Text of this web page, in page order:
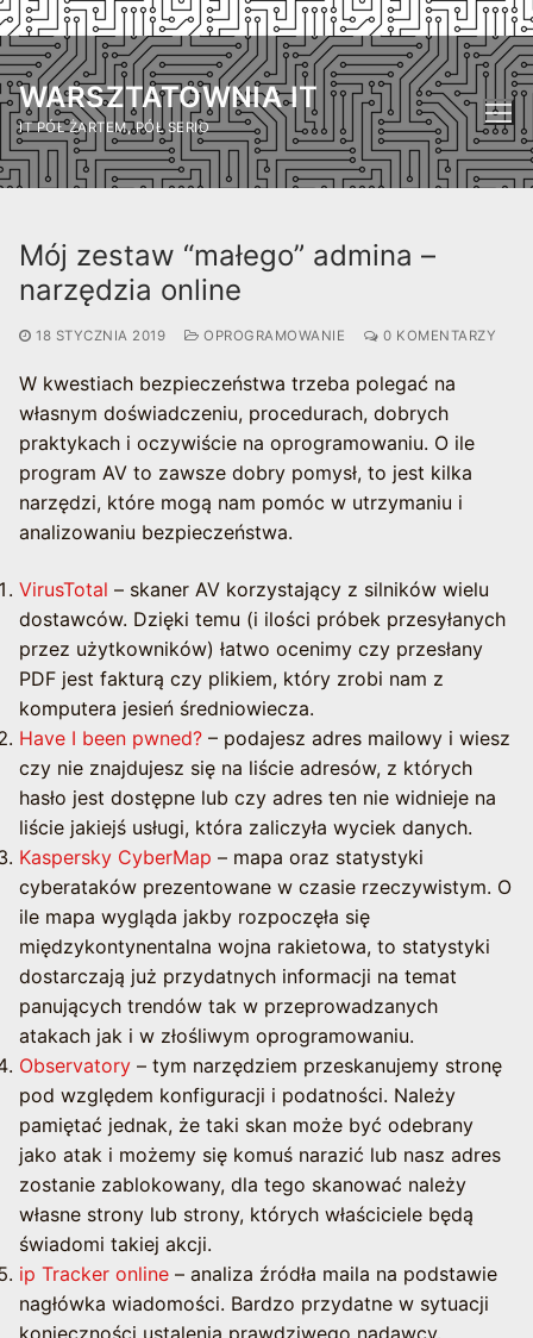
Przejdź
do
treści
WARSZTATOWNIA IT
IT PÓŁ ŻARTEM, PÓŁ SERIO
Mój zestaw “małego” admina –
narzędzia online
18 STYCZNIA 2019 OPROGRAMOWANIE 0 KOMENTARZY
W kwestiach bezpieczeństwa trzeba polegać na
własnym doświadczeniu, procedurach, dobrych
praktykach i oczywiście na oprogramowaniu. O ile
program AV to zawsze dobry pomysł, to jest kilka
narzędzi, które mogą nam pomóc w utrzymaniu i
analizowaniu bezpieczeństwa.
VirusTotal – skaner AV korzystający z silników wielu
dostawców. Dzięki temu (i ilości próbek przesyłanych
przez użytkowników) łatwo ocenimy czy przesłany
PDF jest fakturą czy plikiem, który zrobi nam z
komputera jesień średniowiecza.
Have I been pwned? – podajesz adres mailowy i wiesz
czy nie znajdujesz się na liście adresów, z których
hasło jest dostępne lub czy adres ten nie widnieje na
liście jakiejś usługi, która zaliczyła wyciek danych.
Kaspersky CyberMap – mapa oraz statystyki
cyberataków prezentowane w czasie rzeczywistym. O
ile mapa wygląda jakby rozpoczęła się
międzykontynentalna wojna rakietowa, to statystyki
dostarczają już przydatnych informacji na temat
panujących trendów tak w przeprowadzanych
atakach jak i w złośliwym oprogramowaniu.
Observatory – tym narzędziem przeskanujemy stronę
pod względem konfiguracji i podatności. Należy
pamiętać jednak, że taki skan może być odebrany
jako atak i możemy się komuś narazić lub nasz adres
zostanie zablokowany, dla tego skanować należy
własne strony lub strony, których właściciele będą
świadomi takiej akcji.
ip Tracker online – analiza źródła maila na podstawie
nagłówka wiadomości. Bardzo przydatne w sytuacji
konieczności ustalenia prawdziwego nadawcy.